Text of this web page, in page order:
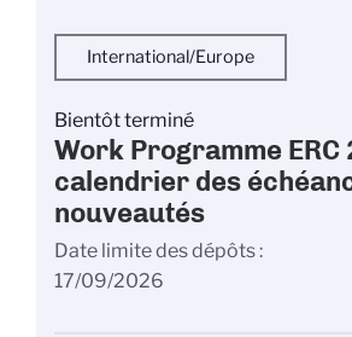
International/Europe
Bientôt terminé
Work Programme ERC
calendrier des
nouveautés
Date limite des dépôts
17/09/2026